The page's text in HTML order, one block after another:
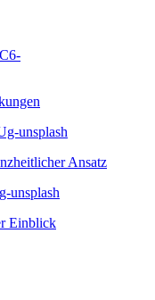
Ansatz
Einblick